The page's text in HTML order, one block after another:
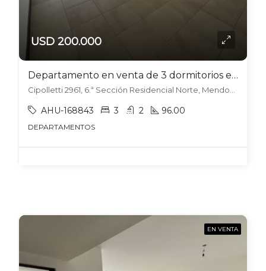
USD 200.000
Departamento en venta de 3 dormitorios en Torres Karakorum – Sexta sección
Cipolletti 2961, 6.ª Sección Residencial Norte, Mendoza
AHU-168843 3 2 96.00
DEPARTAMENTOS
EN VENTA